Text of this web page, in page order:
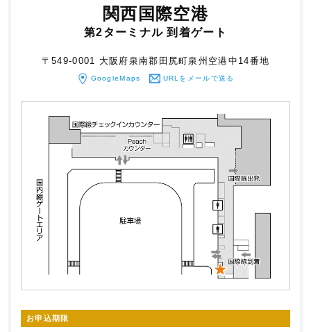
関西国際空港
第2ターミナル 到着ゲート
〒549-0001 大阪府泉南郡田尻町泉州空港中14番地
GoogleMaps URLをメールで送る
お申込期限